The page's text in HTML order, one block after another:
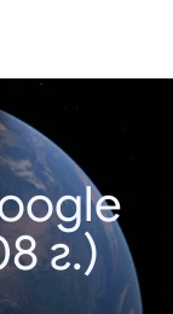
г.)